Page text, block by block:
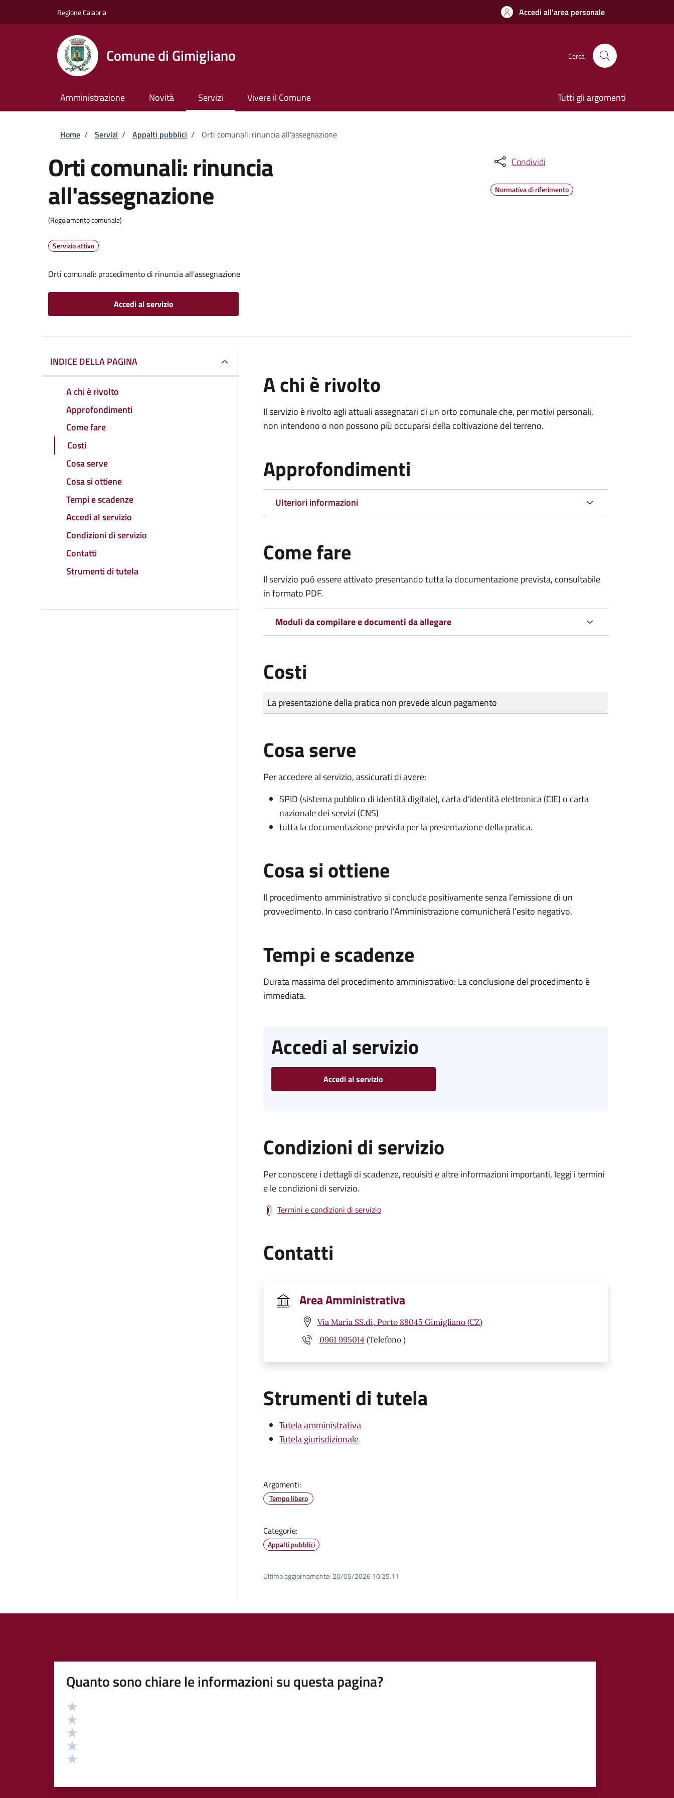
Regione Calabria Accedi all'area personale
Comune di Gimigliano Cerca
Amministrazione Novità Servizi Vivere il Comune Tutti gli argomenti
Briciole di pane
Home / Servizi / Appalti pubblici / Orti comunali: rinuncia all'assegnazione
Orti comunali: rinuncia
all'assegnazione
(Regolamento comunale)
Servizio attivo
Orti comunali: procedimento di rinuncia all'assegnazione
Accedi al servizio
Condividi
Normativa di riferimento
INDICE DELLA PAGINA
A chi è rivolto
Approfondimenti
Come fare
Costi
Cosa serve
Cosa si ottiene
Tempi e scadenze
Accedi al servizio
Condizioni di servizio
Contatti
Strumenti di tutela
A chi è rivolto
Il servizio è rivolto agli attuali assegnatari di un orto comunale che, per motivi personali,
non intendono o non possono più occuparsi della coltivazione del terreno.
Approfondimenti
Ulteriori informazioni
Come fare
Il servizio può essere attivato presentando tutta la documentazione prevista, consultabile
in formato PDF.
Moduli da compilare e documenti da allegare
Costi
Tipo di pagamento
Importo
La presentazione della pratica non prevede alcun pagamento
Cosa serve
Per accedere al servizio, assicurati di avere:
SPID (sistema pubblico di identità digitale), carta d’identità elettronica (CIE) o carta
nazionale dei servizi (CNS)
tutta la documentazione prevista per la presentazione della pratica.
Cosa si ottiene
Il procedimento amministrativo si conclude positivamente senza l’emissione di un
provvedimento. In caso contrario l’Amministrazione comunicherà l’esito negativo.
Tempi e scadenze
Durata massima del procedimento amministrativo: La conclusione del procedimento è
immediata.
Accedi al servizio
Accedi al servizio
Condizioni di servizio
Per conoscere i dettagli di scadenze, requisiti e altre informazioni importanti, leggi i termini
e le condizioni di servizio.
Termini e condizioni di servizio
Contatti
Area Amministrativa
Via Maria SS.di, Porto 88045 Gimigliano (CZ)
0961 995014 (Telefono )
Strumenti di tutela
Tutela amministrativa
Tutela giurisdizionale
Argomenti:
Tempo libero
Categorie:
Appalti pubblici
Ultimo aggiornamento: 20/05/2026 10:25.11
Quanto sono chiare le informazioni su questa pagina?
Valutazione